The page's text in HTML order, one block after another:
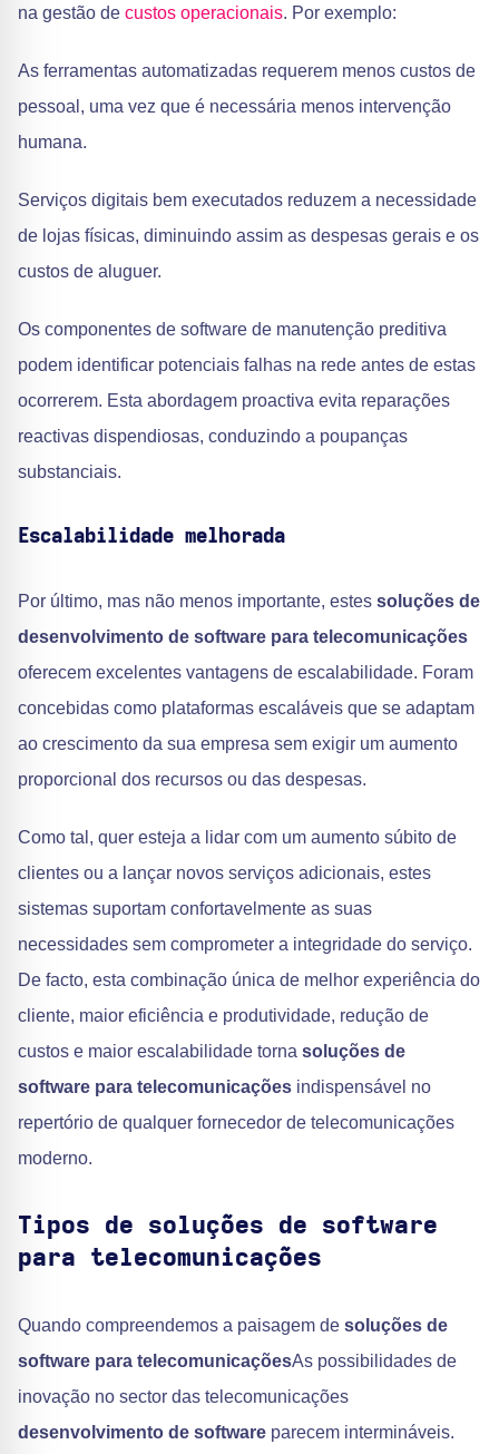
na gestão de custos operacionais. Por exemplo:
As ferramentas automatizadas requerem menos custos de
pessoal, uma vez que é necessária menos intervenção
humana.
Serviços digitais bem executados reduzem a necessidade
de lojas físicas, diminuindo assim as despesas gerais e os
custos de aluguer.
Os componentes de software de manutenção preditiva
podem identificar potenciais falhas na rede antes de estas
ocorrerem. Esta abordagem proactiva evita reparações
reactivas dispendiosas, conduzindo a poupanças
substanciais.
Escalabilidade melhorada
Por último, mas não menos importante, estes soluções de
desenvolvimento de software para telecomunicações
oferecem excelentes vantagens de escalabilidade. Foram
concebidas como plataformas escaláveis que se adaptam
ao crescimento da sua empresa sem exigir um aumento
proporcional dos recursos ou das despesas.
Como tal, quer esteja a lidar com um aumento súbito de
clientes ou a lançar novos serviços adicionais, estes
sistemas suportam confortavelmente as suas
necessidades sem comprometer a integridade do serviço.
De facto, esta combinação única de melhor experiência do
cliente, maior eficiência e produtividade, redução de
custos e maior escalabilidade torna soluções de
software para telecomunicações indispensável no
repertório de qualquer fornecedor de telecomunicações
moderno.
Tipos de soluções de software
para telecomunicações
Quando compreendemos a paisagem de soluções de
software para telecomunicaçõesAs possibilidades de
inovação no sector das telecomunicações
desenvolvimento de software parecem intermináveis.